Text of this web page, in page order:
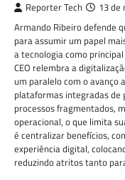
Reporter Tech 13 de
Armando Ribeiro defende
para assumir um papel
a tecnologia como
CEO relembra a
um paralelo com o avanço
plataformas integradas de
processos fragmentados,
operacional, o que limita
é centralizar benefícios,
experiência digital,
reduzindo atritos tanto